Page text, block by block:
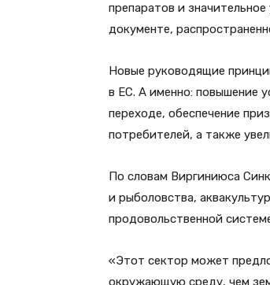
препаратов и
документе,
Новые руководящие
в ЕС. А именно: повышение
переходе, обеспечение
потребителей, а также
По словам Виргиниюса
и рыболовства,
продовольственной
«Этот сектор может
окружающую среду, чем